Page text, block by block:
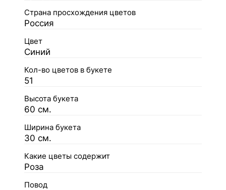
Страна просхождения цветов
Россия
Цвет
Синий
Кол-во цветов в букете
51
Высота букета
60 см.
Ширина букета
30 см.
Какие цветы содержит
Роза
Повод